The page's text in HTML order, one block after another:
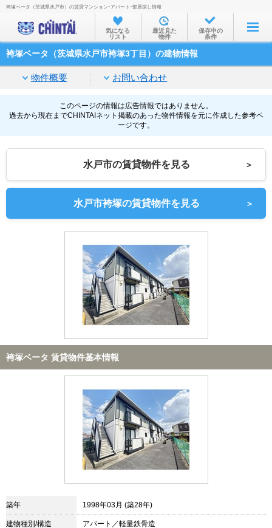
お部屋を探す
沿線・駅から
住所から
家賃相場から
通勤通学時間から
物件特集から
不動産会社から
TOP
袴塚ベータ（茨城県水戸市）の賃貸マンション･アパート･部屋探し情報
気になる
リスト
最近見た
物件
保存中の
条件
袴塚ベータ（茨城県水戸市袴塚3丁目）の建物情報
物件概要 お問い合わせ
このページの情報は広告情報ではありません。
過去から現在までCHINTAIネット掲載のあった物件情報を元に作成した参考ペ
ージです。
水戸市の賃貸物件を見る ＞
水戸市袴塚の賃貸物件を見る ＞
袴塚ベータ 賃貸物件基本情報
築年 1998年03月 (築28年)
建物種別/構造 アパート／軽量鉄骨造